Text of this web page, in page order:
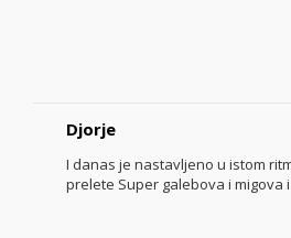
Djorje
I danas je nastavljeno u istom
prelete Super galebova i migova